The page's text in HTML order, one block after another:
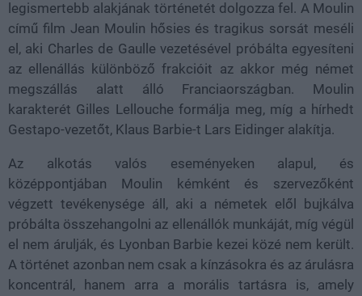
legismertebb alakjának történetét dolgozza fel. A Moulin
című film Jean Moulin hősies és tragikus sorsát meséli
el, aki Charles de Gaulle vezetésével próbálta egyesíteni
az ellenállás különböző frakcióit az akkor még német
megszállás alatt álló Franciaországban. Moulin
karakterét Gilles Lellouche formálja meg, míg a hírhedt
Gestapo-vezetőt, Klaus Barbie-t Lars Eidinger alakítja.
Az alkotás valós eseményeken alapul, és
középpontjában Moulin kémként és szervezőként
végzett tevékenysége áll, aki a németek elől bujkálva
próbálta összehangolni az ellenállók munkáját, míg végül
el nem árulják, és Lyonban Barbie kezei közé nem került.
A történet azonban nem csak a kínzásokra és az árulásra
koncentrál, hanem arra a morális tartásra is, amely